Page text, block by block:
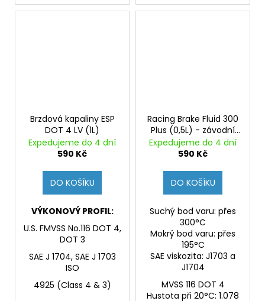
Brzdová kapaliny ESP
DOT 4 LV (1L)
Expedujeme do 4 dní
590 Kč
DO KOŠÍKU
VÝKONOVÝ PROFIL:
U.S. FMVSS No.116 DOT 4,
DOT 3
SAE J 1704, SAE J 1703
ISO
4925 (Class 4 & 3)
Racing Brake Fluid 300
Plus (0,5L) - závodní
brzdová kapalina,
přesahuje DOT 4, bod
Expedujeme do 4 dní
590 Kč
DO KOŠÍKU
Suchý bod varu: přes
300°C
Mokrý bod varu: přes
195°C
SAE viskozita: J1703 a
J1704
MVSS 116 DOT 4
Hustota při 20°C: 1.078